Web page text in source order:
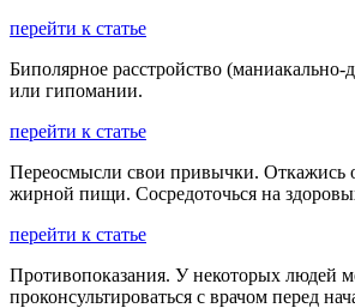
перейти к статье
Биполярное расстройство (маниакально-
или гипомании.
перейти к статье
Переосмысли свои привычки. Откажись
жирной пищи. Сосредоточься на
перейти к статье
Противопоказания. У некоторых людей
проконсультироваться с врачом перед